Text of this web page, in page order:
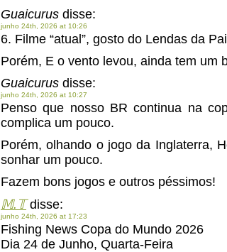
Guaicurus disse:
junho 24th, 2026 at 10:26
6. Filme “atual”, gosto do Lendas da
Porém, E o vento levou, ainda tem um
Guaicurus disse:
junho 24th, 2026 at 10:27
Penso que nosso BR continua na
complica um pouco.
Porém, olhando o jogo da Inglaterra,
sonhar um pouco.
Fazem bons jogos e outros péssimos!
𝕄.𝕋disse:
junho 24th, 2026 at 17:23
Fishing News Copa do Mundo 2026
Dia 24 de Junho, Quarta-Feira